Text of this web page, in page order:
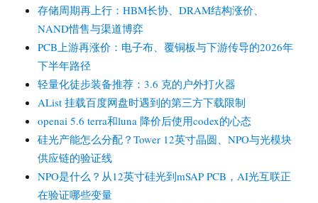
存储周期再上行：HBM长协、DRAM结构涨价、
NAND惜售与渠道博弈
PCB上游再涨价：电子布、覆铜板与下游传导的2026年
下半年路径
轻量化徒步装备推荐：3.6 克的户外打火器
AList 挂载百度网盘时遇到的第三方下载限制
openai 5.6 terra和luna 降价后使用codex的心态
硅光产能怎么分配？Tower 12英寸晶圆、NPO与光模块
供应链的验证线
NPO是什么？从12英寸硅光到mSAP PCB，AI光互联正
在验证哪些变量